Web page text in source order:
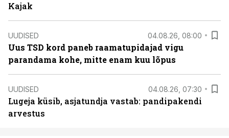
Kajak
UUDISED 04.08.26, 08:00
Uus TSD kord paneb raamatupidajad vigu
parandama kohe, mitte enam kuu lõpus
UUDISED 04.08.26, 07:30
Lugeja küsib, asjatundja vastab: pandipakendi
arvestus